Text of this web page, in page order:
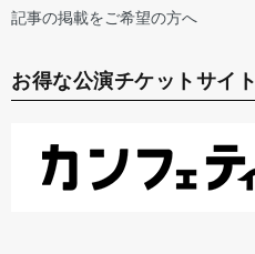
記事の掲載をご希望の方へ
お得な公演チケットサイト